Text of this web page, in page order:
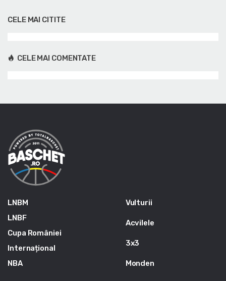
CELE MAI CITITE
CELE MAI COMENTATE
LNBM
LNBF
Cupa României
Internațional
NBA
Vulturii
Acvilele
3x3
Monden